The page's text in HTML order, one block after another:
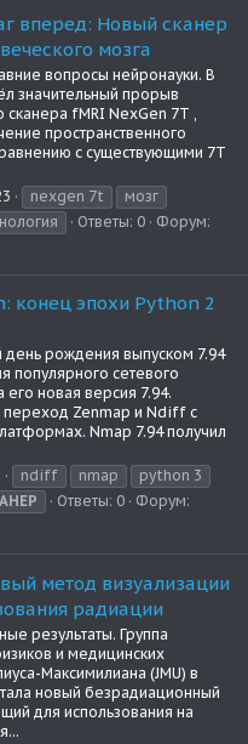
вперед: Новый сканер
мозга
вопросы нейронауки. В
значительный прорыв
fMRI NexGen 7T ,
пространственного
с существующими 7T
nexgen 7t
мозг
Ответы: 0
Форум:
конец эпохи Python 2
день рождения выпуском 7.94
популярного сетевого
новая версия 7.94.
переход Zenmap и Ndiff с
Nmap 7.94 получил
ndiff nmap
python 3
Ответы: 0
Форум:
метод визуализации
радиации
результаты. Группа
и медицинских
Максимилиана (JMU) в
новый безрадиационный
для использования на